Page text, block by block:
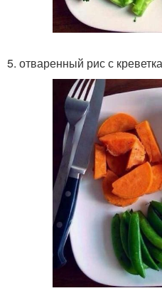
5. отваренный рис с